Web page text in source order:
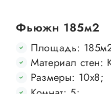
Фьюжн 185м2
Площадь:
Материал стен:
Размеры: 10х8;